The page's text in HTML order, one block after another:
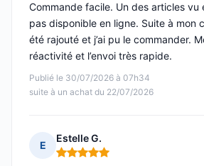
Publié le 30/07/2026 à 07h34
suite à un achat du 22/07/2026
Commande facile. Un des articles vu
pas disponible en ligne. Suite à mon
été rajouté et j’ai pu le commander.
réactivité et l’envoi très rapide.
E
Estelle G.
Note : 5 sur 5